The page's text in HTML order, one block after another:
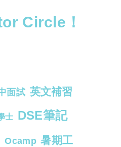
Circle！
面試 英文補習
士 DSE筆記
Ocamp 暑期工